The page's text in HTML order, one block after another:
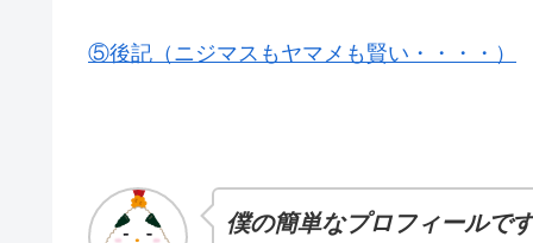
⑤後記（ニジマスもヤマメも賢い・・・・）
僕の簡単なプロフィールで